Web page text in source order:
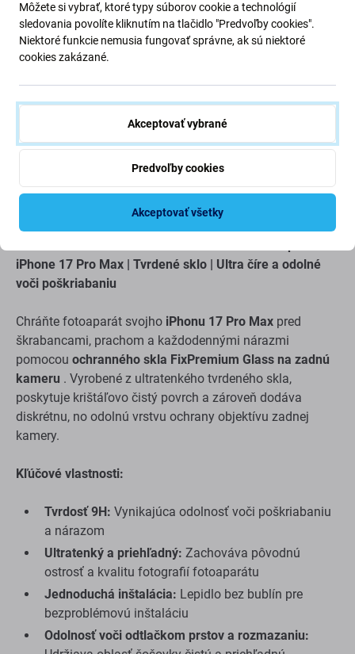
4,98 €
Skladom
2,99 €
Skladom
iPhone 17 Pro Max | Tvrdené sklo | Ultra číre a odolné
voči poškriabaniu
Chráňte fotoaparát svojho iPhonu 17 Pro Max pred
škrabancami, prachom a každodennými nárazmi
pomocou ochranného skla FixPremium Glass na zadnú
kameru . Vyrobené z ultratenkého tvrdeného skla,
poskytuje krištáľovo čistý povrch a zároveň dodáva
diskrétnu, no odolnú vrstvu ochrany objektívu zadnej
kamery.
Kľúčové vlastnosti:
Tvrdosť 9H: Vynikajúca odolnosť voči poškriabaniu
a nárazom
Ultratenký a priehľadný: Zachováva pôvodnú
ostrosť a kvalitu fotografií fotoaparátu
Jednoduchá inštalácia: Lepidlo bez bublín pre
bezproblémovú inštaláciu
Odolnosť voči odtlačkom prstov a rozmazaniu:
Môžete si vybrať, ktoré typy súborov cookie a technológií
sledovania povolíte kliknutím na tlačidlo "Predvoľby cookies".
Niektoré funkcie nemusia fungovať správne, ak sú niektoré
cookies zakázané.
Akceptovať vybrané
Predvoľby cookies
Akceptovať všetky